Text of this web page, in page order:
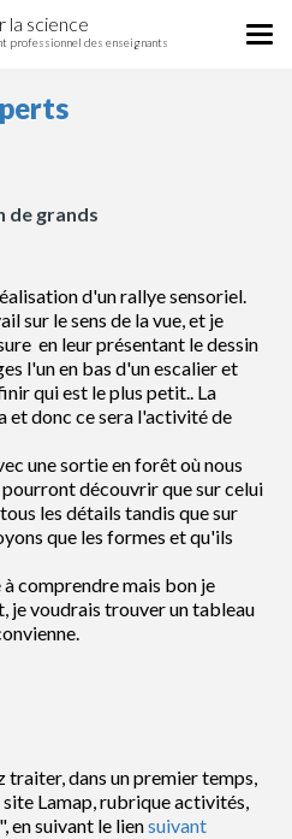
la science
professionnel des enseignants
de grands
d'un rallye sensoriel.
sur le sens de la vue, et je
en leur présentant le dessin
l'un en bas d'un escalier et
qui est le plus petit.. La
et donc ce sera l'activité de
une sortie en forêt où nous
découvrir que sur celui
les détails tandis que sur
que les formes et qu'ils
comprendre mais bon je
je voudrais trouver un tableau
traiter, dans un premier temps,
Lamap, rubrique activités,
en suivant le liensuivant